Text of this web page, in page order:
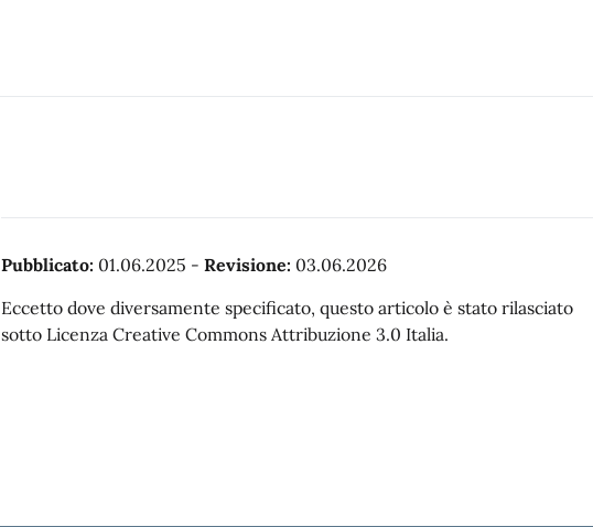
Pubblicato: 01.06.2025 - Revisione: 03.06.2026
Eccetto dove diversamente specificato, questo articolo è stato rilasciato
sotto Licenza Creative Commons Attribuzione 3.0 Italia.